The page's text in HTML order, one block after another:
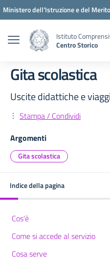
Vai ai contenuti
Vai al menu di navigazione
Vai al footer
Ministero dell'Istruzione e del Merito
Istituto
Centro Storico
Gita scolastica
Uscite didattiche e
Stampa / Condividi
Argomenti
Gita scolastica
Indice della pagina
Cos'è
Come si accede al servizio
Cosa serve